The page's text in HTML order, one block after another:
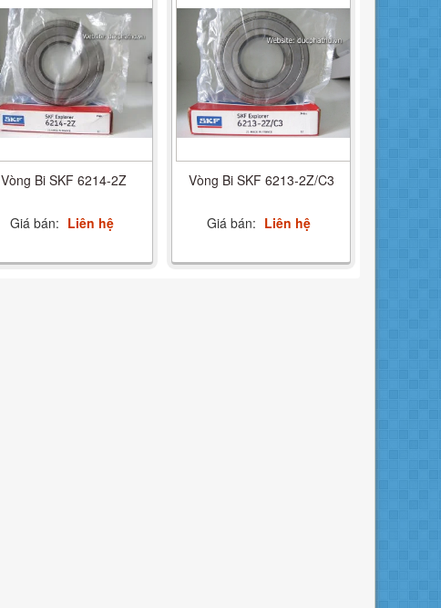
Vòng Bi SKF 6214-2Z
Giá bán: Liên hệ
Vòng Bi SKF 6213-2Z/C3
Giá bán: Liên hệ